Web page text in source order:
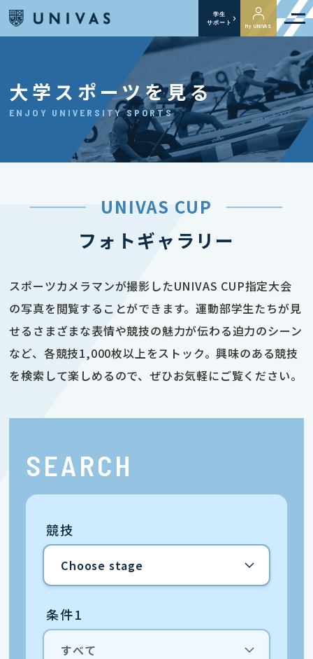
学生
サポート
My UNIVAS
大学スポーツを見る
ENJOY UNIVERSITY SPORTS
UNIVAS CUP
フォトギャラリー
スポーツカメラマンが撮影したUNIVAS CUP指定大会
の写真を閲覧することができます。運動部学生たちが見
せるさまざまな表情や競技の魅力が伝わる迫力のシーン
など、各競技1,000枚以上をストック。興味のある競技
を検索して楽しめるので、ぜひお気軽にご覧ください。
SEARCH
競技
条件1